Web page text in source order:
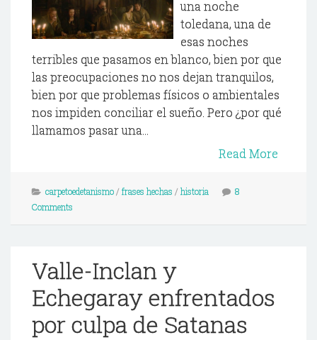
una noche
toledana, una de
esas noches
terribles que pasamos en blanco, bien por que
las preocupaciones no nos dejan tranquilos,
bien por que problemas físicos o ambientales
nos impiden conciliar el sueño. Pero ¿por qué
llamamos pasar una...
Read More
carpetoedetanismo/ frases hechas / historia
8
Comments
Valle-Inclan y
Echegaray enfrentados
por culpa de Satanas